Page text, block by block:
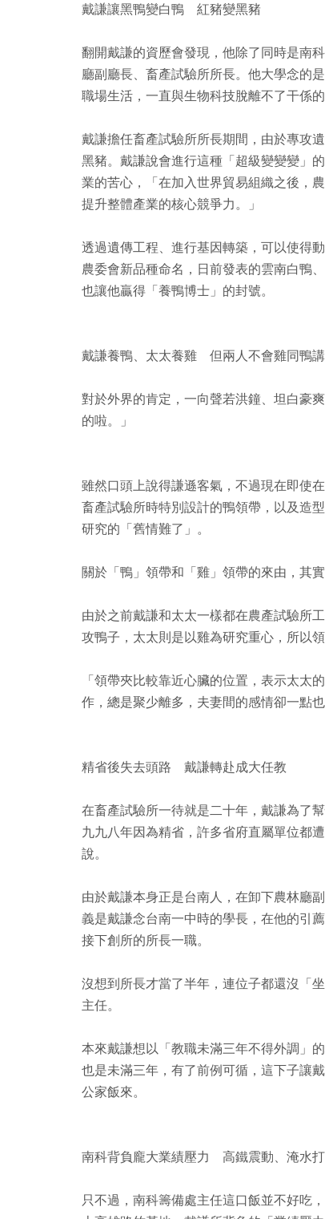
戴謙讓黑鴨變白鴨 紅豬變黑豬
翻開戴謙的資歷會發現，他除了同時是南
廳副廳長、畜產試驗所所長。他大學念的
職場生活，一直與生物科技脫離不了干係的
戴謙擔任畜產試驗所所長期間，由於專攻
黑豬。戴謙說會進行這種「超級變變變」
業的苦心，「在加入世界貿易組織之後，
提升整體產業的核心競爭力。」
透過遺傳工程、進行基因轉築，可以使得
農委會新品種命名，日前發表的雲南白鴨
也讓他贏得「養鴨博士」的封號。
戴謙養鴨、太太養雞 但兩人不會雞同鴨講
對於外界的肯定，一向聲若洪鐘、坦白豪
的啦。」
雖然口頭上說得謙遜客氣，不過現在即使
畜產試驗所時特別設計的鴨領帶，以及造
研究的「舊情難了」。
關於「鴨」領帶和「雞」領帶的來由，其
由於之前戴謙和太太一樣都在農產試驗所
攻鴨子，太太則是以雞為研究重心，所以
「領帶夾比較靠近心臟的位置，表示太太
作，總是聚少離多，夫妻間的感情卻一點也
精省後失去頭路 戴謙轉赴成大任教
在畜產試驗所一待就是二十年，戴謙為了
九九八年因為精省，許多省府直屬單位都
說。
由於戴謙本身正是台南人，在卸下農林廳
義是戴謙念台南一中時的學長，在他的引
接下創所的所長一職。
沒想到所長才當了半年，連位子都還沒「
主任。
本來戴謙想以「教職未滿三年不得外調」
也是未滿三年，有了前例可循，這下子讓
公家飯來。
南科背負龐大業績壓力 高鐵震動、淹水
只不過，南科籌備處主任這口飯並不好吃